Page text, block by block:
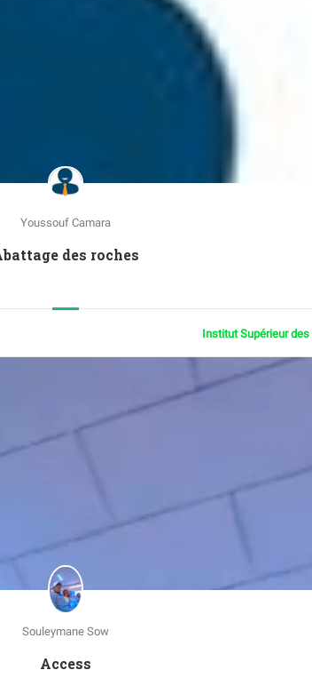
Youssouf Camara
des roches
Institut Supérieur
Souleymane Sow
Access